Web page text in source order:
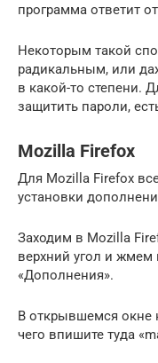
программа ответит
Некоторым такой
радикальным, или
в какой-то степени.
защитить пароли,
Mozilla Firefox
Для Mozilla Firefox
установки
Заходим в Mozilla
верхний угол и
«Дополнения».
В открывшемся окне
чего впишите туда